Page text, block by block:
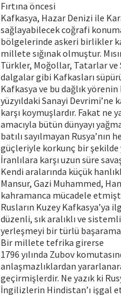
Fırtına öncesi
Kafkasya, Hazar Denizi ile
sağlayabilecek coğrafi
bölgelerinde askeri birlikler
millete sığınak olmuştur.
Türkler, Moğollar, Tatarlar ve
dalgalar gibi Kafkasları
Kafkasya ve bu dağlık
yüzyıldaki Sanayi
karşı koymuşlardır. Fakat
amacıyla bütün dünyayı
batılı sayılmayan
güçleriyle korkunç bir şekilde
İranlılara karşı uzun süre
Kendi aralarında küçük
Mansur, Gazi Muhammed,
kahramanca mücadele
Rusların Kuzey Kafkasya’ya
düzenli, sık aralıklı ve
yerleşmeyi bir türlü
Bir millete tefrika girerse
1796 yılında Zubov
anlaşmazlıklardan
geçirmişlerdir. Ne yazık ki
İngilizlerin Hindistan’ı işgal